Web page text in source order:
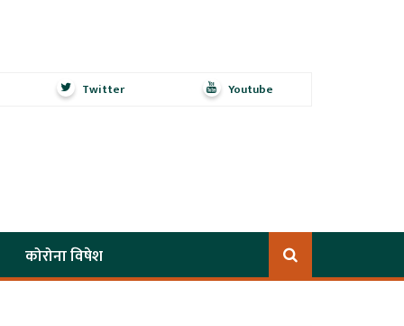
Twitter Youtube
कोरोना विषेश